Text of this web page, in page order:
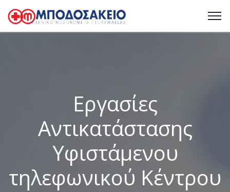
Εργασίες
Αντικατάστασης
Υφιστάμενου
τηλεφωνικού Κέντρου